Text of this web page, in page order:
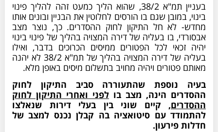
בעניין תמ"א 38/2, שהוא הליך כמעט זהה להליך פינוי
בינוי, במובן שגם בו הורסים לחלוטין את הבניין ובונים אותו
מחדש- לא חל התיקון לחוק ההסדרים. כך, נוצר מצב
אבסורדי, בו בעליה של דירה המצויה בהליך של פינוי בינוי
יהיה זכאי לכל הפטורים ממיסים הכרוכים בדבר, ואילו
בעליה של דירה המצויה בהליך של תמ"א 38/2 לא יהנה
מאותם פטורים ויהיה מחויב בתשלום מיסים באופן מלא.
בעיה נוספת שהתעוררה סביב התיקון לחוק
ההסדרים הינה, מצב בו לפני ואחרי התיקון לחוק
ההסדרים, קיים שוני בין בעלי דירות שנאלצו
להתמודד עם סיטואציה בה קבלן נכנס למצב של
חדלות פירעון.